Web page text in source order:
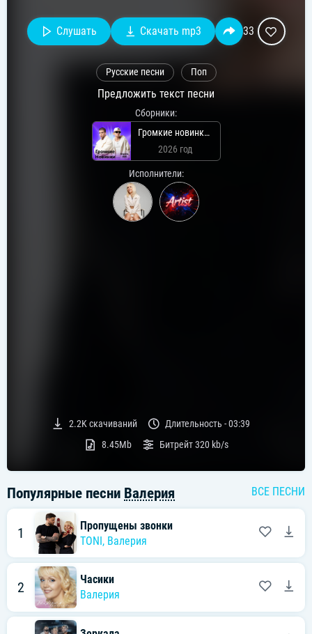
Слушать Скачать mp3 33
Русские песни Поп
Предложить текст песни
Сборники:
Громкие новинки: Апрель 2026
2026 год
Исполнители:
2.2Kскачиваний Длительность -03:39
8.45Mb
Битрейт320 kb/s
Популярные песни Валерия ВСЕ ПЕСНИ
1
Пропущены звонки
TONI, Валерия
2
Часики
Валерия